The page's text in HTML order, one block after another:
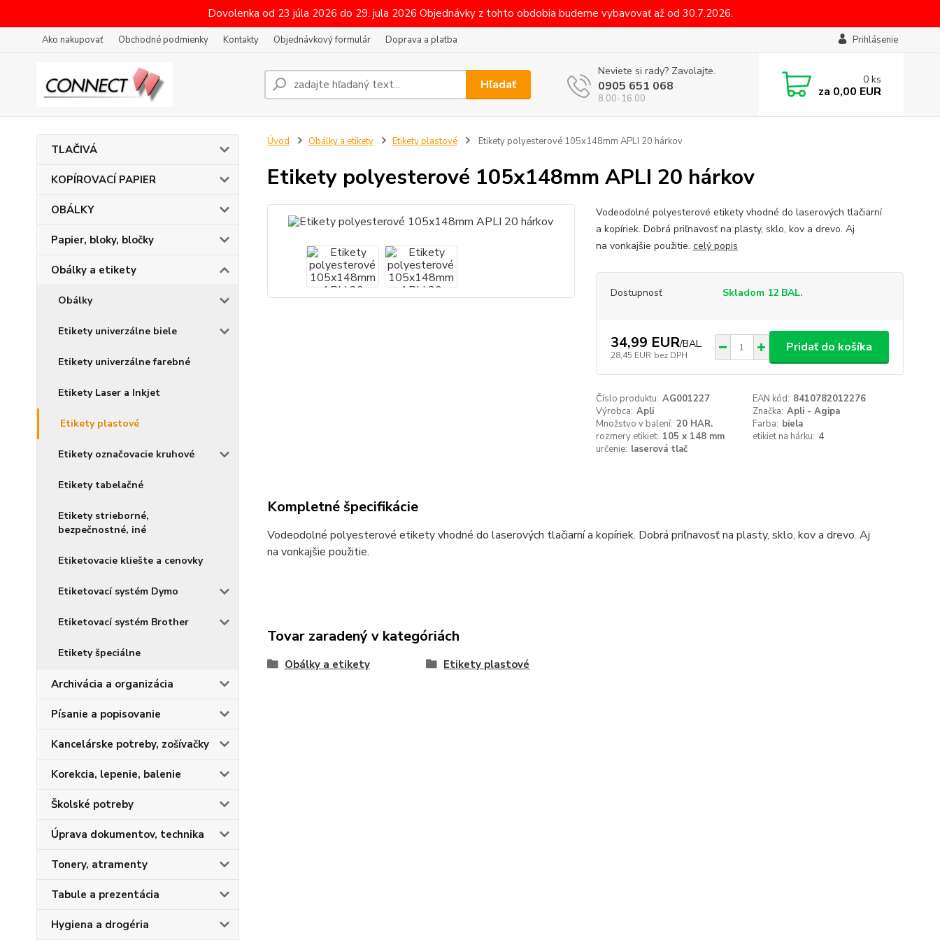
Dovolenka od 23 júla 2026 do 29. jula 2026 Objednávky z tohto obdobia budeme vybavovať až od 30.7.2026.
Ako nakupovať Obchodné podmienky Kontakty Objednávkový formulár Doprava a platba Prihlásenie
Hľadať
Neviete si rady? Zavolajte.
0905 651 068
8.00-16.00
0 ks
za 0,00 EUR
TLAČIVÁ
KOPÍROVACÍ PAPIER
OBÁLKY
Papier, bloky, bločky
Obálky a etikety
Obálky
Etikety univerzálne biele
Etikety univerzálne farebné
Etikety Laser a Inkjet
Etikety plastové
Etikety označovacie kruhové
Etikety tabelačné
Etikety strieborné,
bezpečnostné, iné
Etiketovacie kliešte a cenovky
Etiketovací systém Dymo
Etiketovací systém Brother
Etikety špeciálne
Archivácia a organizácia
Písanie a popisovanie
Kancelárske potreby, zošívačky
Korekcia, lepenie, balenie
Školské potreby
Úprava dokumentov, technika
Tonery, atramenty
Tabule a prezentácia
Hygiena a drogéria
Úvod Obálky a etikety Etikety plastové Etikety polyesterové 105x148mm APLI 20 hárkov
Etikety polyesterové 105x148mm APLI 20 hárkov
Vodeodolné polyesterové etikety vhodné do laserových tlačiarní
a kopíriek. Dobrá priľnavosť na plasty, sklo, kov a drevo. Aj
na vonkajšie použitie. celý popis
Dostupnosť Skladom 12 BAL.
34,99 EUR/BAL.
28,45 EUR bez DPH
Pridať do košíka
Číslo produktu: AG001227 EAN kód: 8410782012276
Výrobca: Apli Značka: Apli - Agipa
Množstvo v balení: 20 HAR. Farba: biela
rozmery etikiet: 105 x 148 mm etikiet na hárku: 4
určenie: laserová tlač
Kompletné špecifikácie
Vodeodolné polyesterové etikety vhodné do laserových tlačiarní a kopíriek. Dobrá priľnavosť na plasty, sklo, kov a drevo. Aj
na vonkajšie použitie.
Tovar zaradený v kategóriách
Obálky a etikety Etikety plastové